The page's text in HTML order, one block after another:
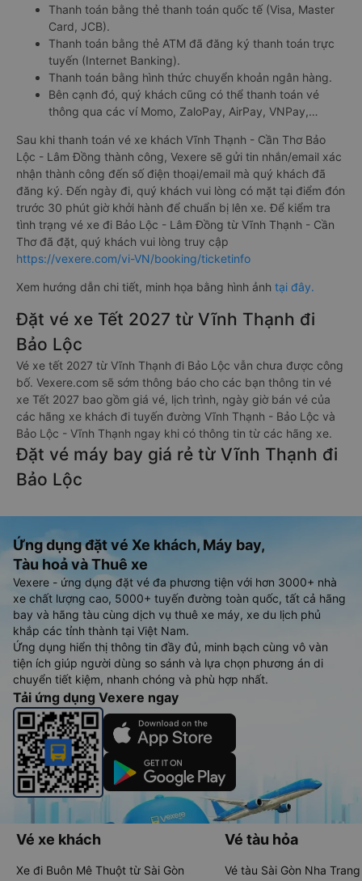
Thanh toán bằng thẻ thanh toán quốc tế (Visa, Master
Card, JCB).
Thanh toán bằng thẻ ATM đã đăng ký thanh toán trực
tuyến (Internet Banking).
Thanh toán bằng hình thức chuyển khoản ngân hàng.
Bên cạnh đó, quý khách cũng có thể thanh toán vé
thông qua các ví Momo, ZaloPay, AirPay, VNPay,…
Sau khi thanh toán vé xe khách Vĩnh Thạnh - Cần Thơ Bảo
Lộc - Lâm Đồng thành công, Vexere sẽ gửi tin nhắn/email xác
nhận thành công đến số điện thoại/email mà quý khách đã
đăng ký. Đến ngày đi, quý khách vui lòng có mặt tại điểm đón
trước 30 phút giờ khởi hành để chuẩn bị lên xe. Để kiểm tra
tình trạng vé xe đi Bảo Lộc - Lâm Đồng từ Vĩnh Thạnh - Cần
Thơ đã đặt, quý khách vui lòng truy cập
https://vexere.com/vi-VN/booking/ticketinfo
Xem hướng dẫn chi tiết, minh họa bằng hình ảnh tại đây.
Đặt vé xe Tết 2027 từ Vĩnh Thạnh đi
Bảo Lộc
Vé xe tết 2027 từ Vĩnh Thạnh đi Bảo Lộc vẫn chưa được công
bố. Vexere.com sẽ sớm thông báo cho các bạn thông tin vé
xe Tết 2027 bao gồm giá vé, lịch trình, ngày giờ bán vé của
các hãng xe khách đi tuyến đường Vĩnh Thạnh - Bảo Lộc và
Bảo Lộc - Vĩnh Thạnh ngay khi có thông tin từ các hãng xe.
Đặt vé máy bay giá rẻ từ Vĩnh Thạnh đi
Bảo Lộc
Ứng dụng đặt vé Xe khách, Máy bay,
Tàu hoả và Thuê xe
Vexere - ứng dụng đặt vé đa phương tiện với hơn 3000+ nhà
xe chất lượng cao, 5000+ tuyến đường toàn quốc, tất cả hãng
bay và hãng tàu cùng dịch vụ thuê xe máy, xe du lịch phủ
khắp các tỉnh thành tại Việt Nam.
Ứng dụng hiển thị thông tin đầy đủ, minh bạch cùng vô vàn
tiện ích giúp người dùng so sánh và lựa chọn phương án di
chuyển tiết kiệm, nhanh chóng và phù hợp nhất.
Tải ứng dụng Vexere ngay
Vé xe khách
Xe đi Buôn Mê Thuột từ Sài Gòn
Vé tàu hỏa
Vé tàu Sài Gòn Nha Trang